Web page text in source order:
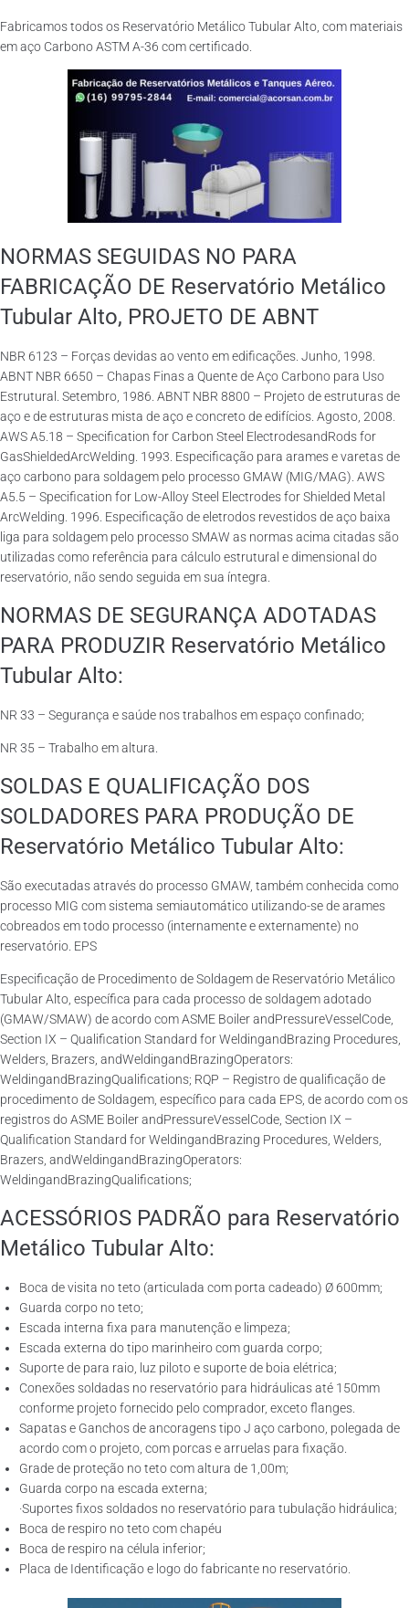
Fabricamos todos os Reservatório Metálico Tubular Alto, com materiais
em aço Carbono ASTM A-36 com certificado.
NORMAS SEGUIDAS NO PARA
FABRICAÇÃO DE Reservatório Metálico
Tubular Alto, PROJETO DE ABNT
NBR 6123 – Forças devidas ao vento em edificações. Junho, 1998.
ABNT NBR 6650 – Chapas Finas a Quente de Aço Carbono para Uso
Estrutural. Setembro, 1986. ABNT NBR 8800 – Projeto de estruturas de
aço e de estruturas mista de aço e concreto de edifícios. Agosto, 2008.
AWS A5.18 – Specification for Carbon Steel ElectrodesandRods for
GasShieldedArcWelding. 1993. Especificação para arames e varetas de
aço carbono para soldagem pelo processo GMAW (MIG/MAG). AWS
A5.5 – Specification for Low-Alloy Steel Electrodes for Shielded Metal
ArcWelding. 1996. Especificação de eletrodos revestidos de aço baixa
liga para soldagem pelo processo SMAW as normas acima citadas são
utilizadas como referência para cálculo estrutural e dimensional do
reservatório, não sendo seguida em sua íntegra.
NORMAS DE SEGURANÇA ADOTADAS
PARA PRODUZIR Reservatório Metálico
Tubular Alto:
NR 33 – Segurança e saúde nos trabalhos em espaço confinado;
NR 35 – Trabalho em altura.
SOLDAS E QUALIFICAÇÃO DOS
SOLDADORES PARA PRODUÇÃO DE
Reservatório Metálico Tubular Alto:
São executadas através do processo GMAW, também conhecida como
processo MIG com sistema semiautomático utilizando-se de arames
cobreados em todo processo (internamente e externamente) no
reservatório. EPS
Especificação de Procedimento de Soldagem de Reservatório Metálico
Tubular Alto, específica para cada processo de soldagem adotado
(GMAW/SMAW) de acordo com ASME Boiler andPressureVesselCode,
Section IX – Qualification Standard for WeldingandBrazing Procedures,
Welders, Brazers, andWeldingandBrazingOperators:
WeldingandBrazingQualifications; RQP – Registro de qualificação de
procedimento de Soldagem, específico para cada EPS, de acordo com os
registros do ASME Boiler andPressureVesselCode, Section IX –
Qualification Standard for WeldingandBrazing Procedures, Welders,
Brazers, andWeldingandBrazingOperators:
WeldingandBrazingQualifications;
ACESSÓRIOS PADRÃO para Reservatório
Metálico Tubular Alto:
Boca de visita no teto (articulada com porta cadeado) Ø 600mm;
Guarda corpo no teto;
Escada interna fixa para manutenção e limpeza;
Escada externa do tipo marinheiro com guarda corpo;
Suporte de para raio, luz piloto e suporte de boia elétrica;
Conexões soldadas no reservatório para hidráulicas até 150mm
conforme projeto fornecido pelo comprador, exceto flanges.
Sapatas e Ganchos de ancoragens tipo J aço carbono, polegada de
acordo com o projeto, com porcas e arruelas para fixação.
Grade de proteção no teto com altura de 1,00m;
Guarda corpo na escada externa;
·Suportes fixos soldados no reservatório para tubulação hidráulica;
Boca de respiro no teto com chapéu
Boca de respiro na célula inferior;
Placa de Identificação e logo do fabricante no reservatório.